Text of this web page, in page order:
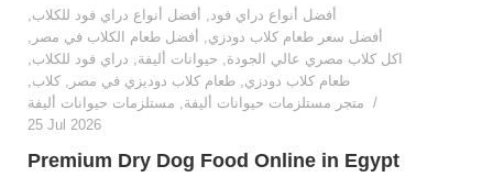
أفضل أنواع دراي فود, أفضل أنواع دراي فود للكلاب,
أفضل سعر طعام كلاب دودزي, أفضل طعام الكلاب في مصر ,
اكل كلاب مصري عالي الجودة, حيوانات أليفة, دراي فود للكلاب,
طعام كلاب دودزي, طعام كلاب دوديزي في مصر , كلاب,
متجر مستلزمات حيوانات أليفة, مستلزمات حيوانات أليفة
25 Jul 2026
Premium Dry Dog Food Online in Egypt